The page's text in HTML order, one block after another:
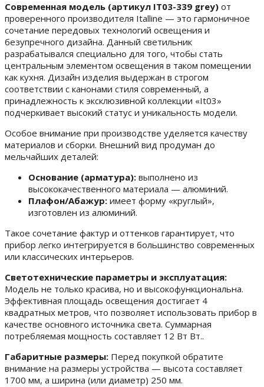
Современная модель (артикул IT03-339 grey) от
проверенного производителя Italline — это гармоничное
сочетание передовых технологий освещения и
безупречного дизайна. Данный светильник
разрабатывался специально для того, чтобы стать
центральным элементом освещения в таком помещении
как кухня. Дизайн изделия выдержан в строгом
соответствии с канонами стиля современный, а
принадлежность к эксклюзивной коллекции «It03»
подчеркивает высокий статус и уникальность модели.
Особое внимание при производстве уделяется качеству
материалов и сборки. Внешний вид продуман до
мельчайших деталей:
Основание (арматура): выполнено из
высококачественного материала — алюминий.
Плафон/Абажур: имеет форму «круглый»,
изготовлен из алюминий.
Такое сочетание фактур и оттенков гарантирует, что
прибор легко интегрируется в большинство современных
или классических интерьеров.
Светотехнические параметры и эксплуатация:
Модель не только красива, но и высокофункциональна.
Эффективная площадь освещения достигает 4
квадратных метров, что позволяет использовать прибор в
качестве основного источника света. Суммарная
потребляемая мощность составляет 12 Вт Вт..
Габаритные размеры: Перед покупкой обратите
внимание на размеры устройства — высота составляет
1700 мм, а ширина (или диаметр) 250 мм.